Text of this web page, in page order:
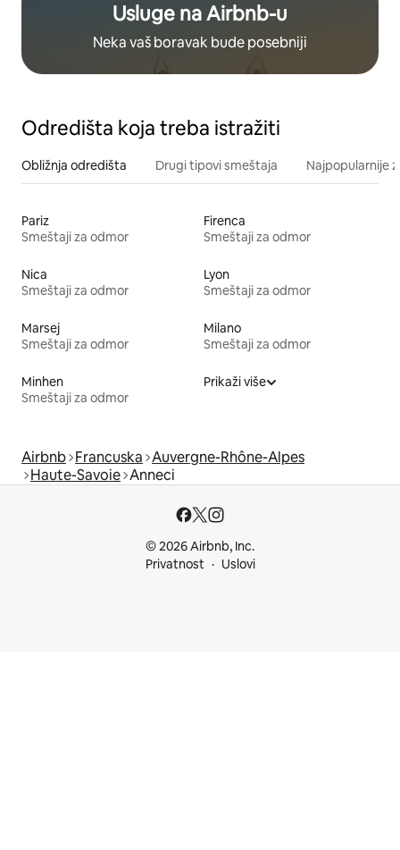
Usluge na Airbnb-u
Neka vaš boravak bude posebniji
Odredišta koja treba istražiti
Obližnja odredišta Drugi tipovi smeštaja Najpopularnije
Pariz
Smeštaji za odmor
Firenca
Smeštaji za odmor
Nica
Smeštaji za odmor
Lyon
Smeštaji za odmor
Marsej
Smeštaji za odmor
Milano
Smeštaji za odmor
Minhen
Smeštaji za odmor
Prikaži više
Airbnb Francuska Auvergne-Rhône-Alpes
Haute-Savoie Anneci
© 2026 Airbnb, Inc.
Privatnost
Uslovi